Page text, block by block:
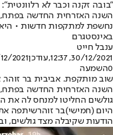
"בובה זקנה וכבר לא
השנה האזרחית החדשה בפתח,
נחשפת למתקפות חדשות •
באינסטגרם
ענבל חייט
30/12/2021, 12:37
,עודכן2021, 18:08
0השמעה
שוב מותקפת. אביבית בר זוהר,
השנה האזרחית החדשה בפתח,
גולשים החליטו למנחס לה את
היום (חמישי)בר זוהר
הודעות שקיבלה מצד גולשים,